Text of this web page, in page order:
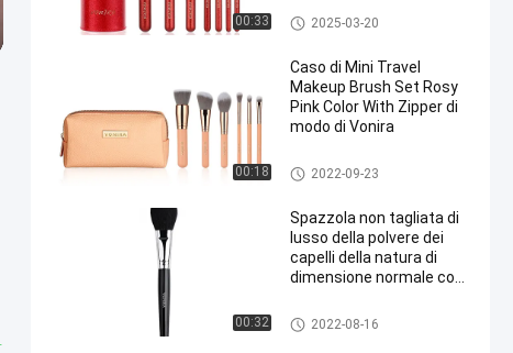
00:33
dell'insieme 7pcs per
colore rosso del regalo di
ragazze
Set di pennelli di trucco di viag
gio
2025-03-20
00:18
Caso di Mini Travel
Makeup Brush Set Rosy
Pink Color With Zipper di
modo di Vonira
Set di pennelli di trucco di viag
gio
2022-09-23
00:32
Spazzola non tagliata di
lusso della polvere dei
capelli della natura di
dimensione normale con
Spazzole di lusso di trucco
2022-08-16